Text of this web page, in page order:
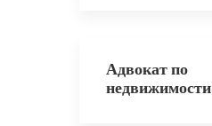
Адвокат по
недвижимости